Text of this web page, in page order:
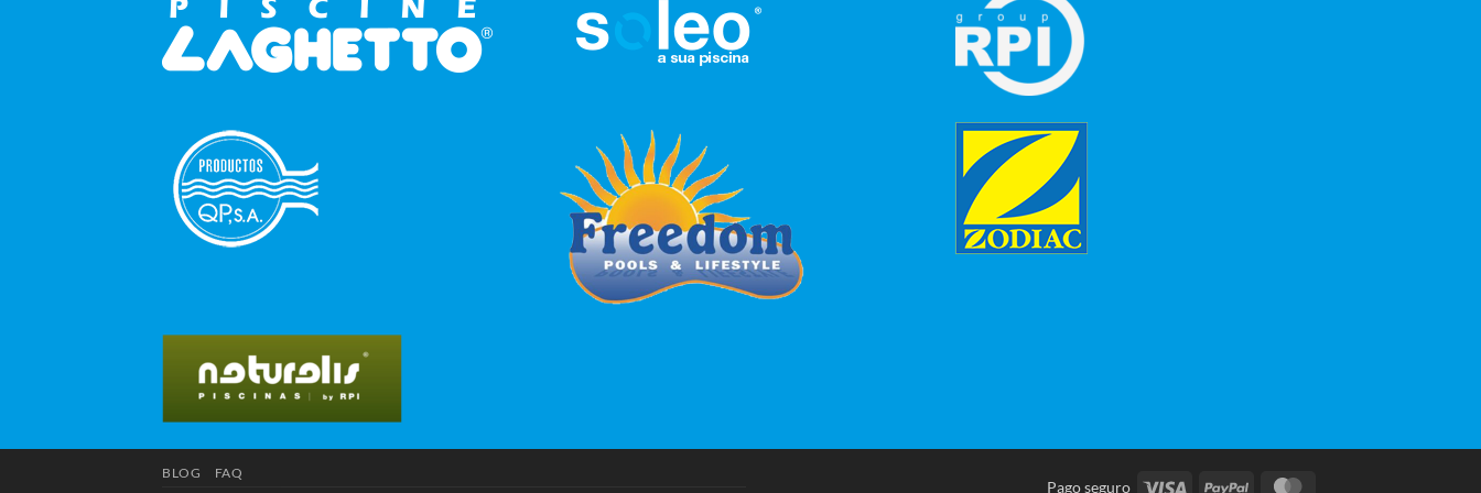
Pago seguro Visa PayPal
BLOG FAQ